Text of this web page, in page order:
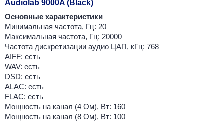
Audiolab 9000A (Black)
Основные характеристики
Минимальная частота, Гц: 20
Максимальная частота, Гц: 20000
Частота дискретизации аудио ЦАП, кГц: 768
AIFF: есть
WAV: есть
DSD: есть
ALAC: есть
FLAC: есть
Мощность на канал (4 Ом), Вт: 160
Мощность на канал (8 Ом), Вт: 100